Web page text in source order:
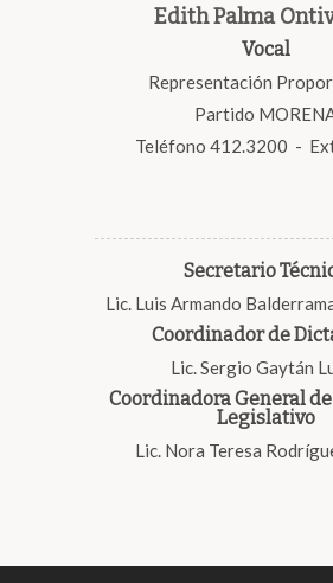
Edith Palma
Vocal
Representación
Partido
Teléfono 412.3200 -
Secretario
Lic. Luis Armando
Coordinador de
Lic. Sergio Gaytán
Coordinadora General
Legislativo
Lic. Nora Teresa